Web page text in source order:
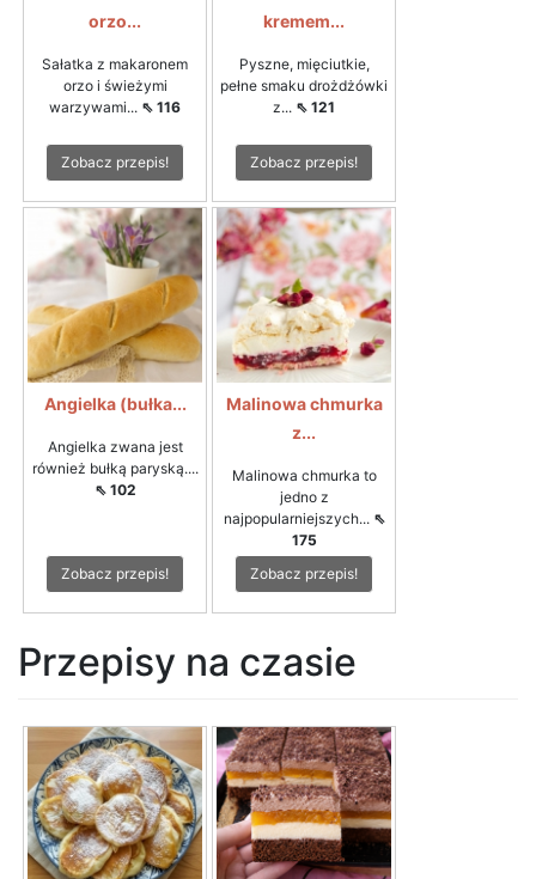
orzo...
Sałatka z makaronem
orzo i świeżymi
warzywami... ⇖ 116
Zobacz przepis!
kremem...
Pyszne, mięciutkie,
pełne smaku drożdżówki
z... ⇖ 121
Zobacz przepis!
Angielka (bułka...
Angielka zwana jest
również bułką paryską....
⇖ 102
Zobacz przepis!
Malinowa chmurka
z...
Malinowa chmurka to
jedno z
najpopularniejszych... ⇖
175
Zobacz przepis!
Przepisy na czasie